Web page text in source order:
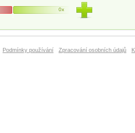
0x
Podmínky používání Zpracování osobních údajů